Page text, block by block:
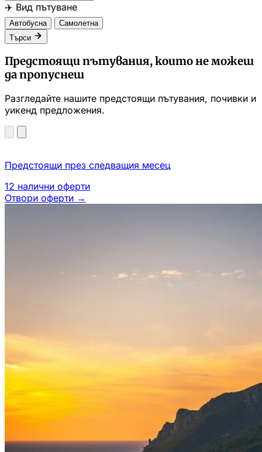
✈️ Вид пътуване
Автобусна
Самолетна
Търси
Предстоящи пътувания, които не можеш
да пропуснеш
Разгледайте нашите предстоящи пътувания, почивки и
уикенд предложения.
Предстоящи през следващия месец
12 налични оферти
Отвори оферти →